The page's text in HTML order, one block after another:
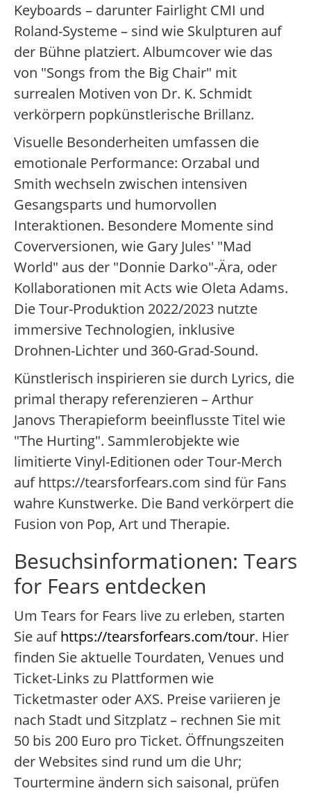
Keyboards – darunter Fairlight CMI und
Roland-Systeme – sind wie Skulpturen auf
der Bühne platziert. Albumcover wie das
von "Songs from the Big Chair" mit
surrealen Motiven von Dr. K. Schmidt
verkörpern popkünstlerische Brillanz.
Visuelle Besonderheiten umfassen die
emotionale Performance: Orzabal und
Smith wechseln zwischen intensiven
Gesangsparts und humorvollen
Interaktionen. Besondere Momente sind
Coverversionen, wie Gary Jules' "Mad
World" aus der "Donnie Darko"-Ära, oder
Kollaborationen mit Acts wie Oleta Adams.
Die Tour-Produktion 2022/2023 nutzte
immersive Technologien, inklusive
Drohnen-Lichter und 360-Grad-Sound.
Künstlerisch inspirieren sie durch Lyrics, die
primal therapy referenzieren – Arthur
Janovs Therapieform beeinflusste Titel wie
"The Hurting". Sammlerobjekte wie
limitierte Vinyl-Editionen oder Tour-Merch
auf https://tearsforfears.com sind für Fans
wahre Kunstwerke. Die Band verkörpert die
Fusion von Pop, Art und Therapie.
Besuchsinformationen: Tears
for Fears entdecken
Um Tears for Fears live zu erleben, starten
Sie aufhttps://tearsforfears.com/tour. Hier
finden Sie aktuelle Tourdaten, Venues und
Ticket-Links zu Plattformen wie
Ticketmaster oder AXS. Preise variieren je
nach Stadt und Sitzplatz – rechnen Sie mit
50 bis 200 Euro pro Ticket. Öffnungszeiten
der Websites sind rund um die Uhr;
Tourtermine ändern sich saisonal, prüfen